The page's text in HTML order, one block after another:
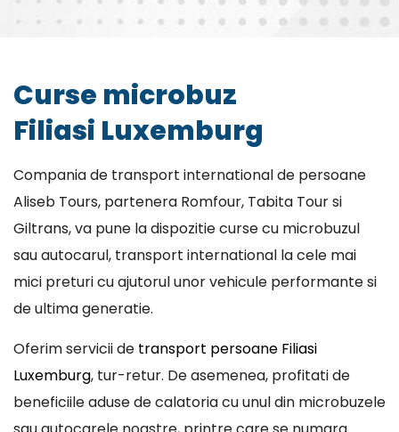
Curse microbuz
Filiasi Luxemburg
Compania de transport international de persoane
Aliseb Tours, partenera Romfour, Tabita Tour si
Giltrans, va pune la dispozitie curse cu microbuzul
sau autocarul, transport international la cele mai
mici preturi cu ajutorul unor vehicule performante si
de ultima generatie.
Oferim servicii de transport persoane Filiasi
Luxemburg, tur-retur. De asemenea, profitati de
beneficiile aduse de calatoria cu unul din microbuzele